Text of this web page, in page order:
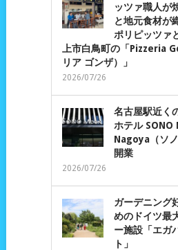
ッツァ職人が
と地元食材が
ポリピッツァ
上市白鳥町の「Pizzeria
リア ゴンザ）」
2026/07/26
名古屋駅近く
ホテル SONO
Nagoya（ソ
開業
2026/07/26
ガーデニング
めのドイツ最
ー施設「エガ
ト」